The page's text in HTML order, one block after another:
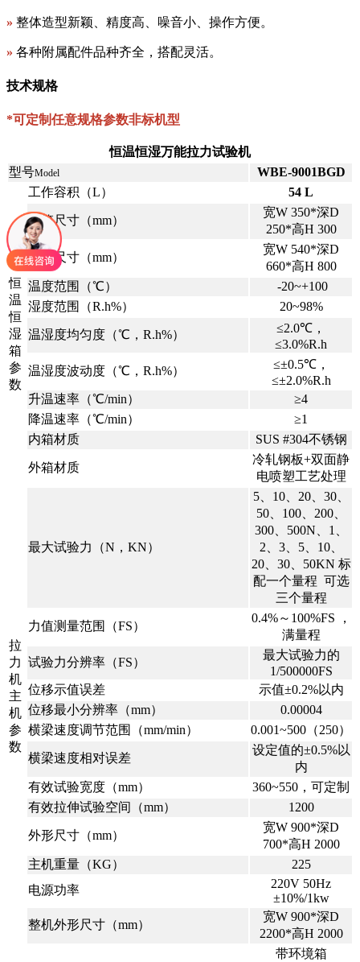
» 整体造型新颖、精度高、噪音小、操作方便。
» 各种附属配件品种齐全，搭配灵活。
技术规格
*可定制任意规格参数非标机型
恒温恒湿万能拉力试验机
型号Model WBE-9001BGD
恒
温
恒
湿
箱
参
数
工作容积（L） 54 L
内箱尺寸（mm）
宽W 350*深D
250*高H 300
外箱尺寸（mm）
宽W 540*深D
660*高H 800
温度范围（℃）
-20~+100
湿度范围（R.h%）
20~98%
温湿度均匀度（℃，R.h%）
≤2.0℃，
≤3.0%R.h
温湿度波动度（℃，R.h%）
≤±0.5℃，
≤±2.0%R.h
升温速率（℃/min）
≥4
降温速率（℃/min）
≥1
内箱材质
SUS #304不锈钢
外箱材质
冷轧钢板+双面静
电喷塑工艺处理
拉
力
机
主
机
参
数
最大试验力（N，KN）
5、10、20、30、
50、100、200、
300、500N、1、
2、3、5、10、
20、30、50KN 标
配一个量程 可选
三个量程
力值测量范围（FS）
0.4%～100%FS ，
满量程
试验力分辨率（FS）
最大试验力的
1/500000FS
位移示值误差
示值±0.2%以内
位移最小分辨率（mm）
0.00004
横梁速度调节范围（mm/min）
0.001~500（250）
横梁速度相对误差
设定值的±0.5%以
内
有效试验宽度（mm）
360~550，可定制
有效拉伸试验空间（mm）
1200
外形尺寸（mm）
宽W 900*深D
700*高H 2000
主机重量（KG）
225
电源功率
220V 50Hz
±10%/1kw
整机外形尺寸（mm）
宽W 900*深D
2200*高H 2000
带环境箱